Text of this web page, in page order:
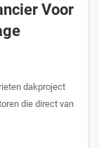
Voor
dakproject
die direct van
levensduur van